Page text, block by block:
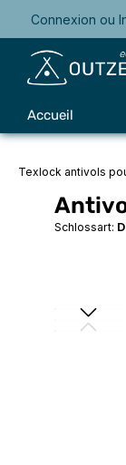
à la
Connexion ou
Accueil
Texlock antivols
Schlossart:
Ignorer la